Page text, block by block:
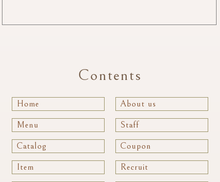
Contents
Home About us
Menu Staff
Catalog Coupon
Item Recruit